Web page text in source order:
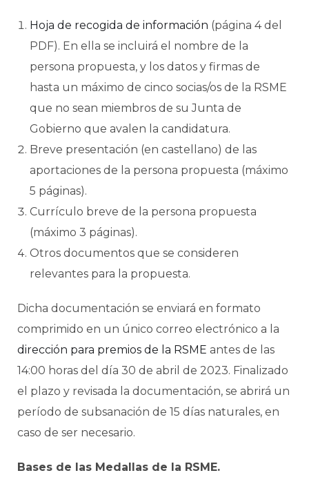
Hoja de recogida de información (página 4 del
PDF). En ella se incluirá el nombre de la
persona propuesta, y los datos y firmas de
hasta un máximo de cinco socias/os de la RSME
que no sean miembros de su Junta de
Gobierno que avalen la candidatura.
Breve presentación (en castellano) de las
aportaciones de la persona propuesta (máximo
5 páginas).
Currículo breve de la persona propuesta
(máximo 3 páginas).
Otros documentos que se consideren
relevantes para la propuesta.
Dicha documentación se enviará en formato
comprimido en un único correo electrónico a la
dirección para premios de la RSME antes de las
14:00 horas del día 30 de abril de 2023. Finalizado
el plazo y revisada la documentación, se abrirá un
período de subsanación de 15 días naturales, en
caso de ser necesario.
Bases de las Medallas de la RSME.